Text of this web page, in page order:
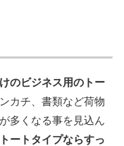
のビジネス用のトー
カチ、書類など荷物
多くなる事を見込ん
ートタイプならすっ